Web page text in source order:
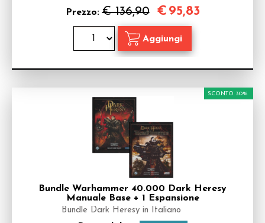
Prezzo:€ 136,90 € 95,83
Bundle Warhammer 40.000 Dark Heresy
Manuale Base + 1 Espansione
Bundle Dark Heresy in Italiano
SCONTO 30%